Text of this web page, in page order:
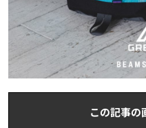
この記事の